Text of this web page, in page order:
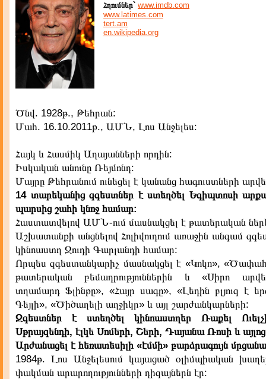
Հղումներ` www.imdb.com
www.latimes.com
tert.am
en.wikipedia.org
Ծնվ. 1928թ., Թեհրան:
Մահ. 16.10.2011թ., ԱՄՆ, Լոս Անջելես:
Հայկ և Հասմիկ Աղայանների որդին:
Իսկական անունը Ռեյմոնդ:
Մայրը Թեհրանում ունեցել է կանանց հագուստների
14 տարեկանից զգեստներ է ստեղծել Եգիպտոսի
պարսից շահի կնոջ համար:
Հաստատվելով ԱՄՆ-ում մասնակցել է թատերական
Աշխատանքի անցնելով Հոլիվուդում առաջին անգամ
կինոաստղ Ջուդի Գարլանդի համար:
Որպես զգեստանկարիչ մասնակցել է «Կոկո»,
թատերական բեմադրություններին և «Սիրո
տղամարդ Ֆլինթը», «Հայր սագը», «Լեդին բլյուզ է
Գեյլի», «Ծիծաղելի աղջիկր» և այլ շարժանկարների:
Զգեստներ է ստեղծել կինոաստղեր Ռաքել
Սթրայզենդի, էլկե Սոմերի, Շերի, Դայանա Ռոսի և
Արժանացել է հեռատեսիլի «էմմի» բարձրագույն
1984թ. Լոս Անջելեսում կայացած օլիմպիական
փակման արարողությունների դիզայներն էր: